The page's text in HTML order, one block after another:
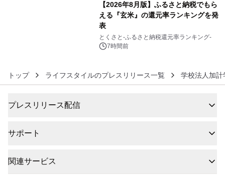
【2026年8月版】ふるさと納税でもら
える『玄米』の還元率ランキングを発
表
とくさと-ふるさと納税還元率ランキング-
7時間前
トップ ライフスタイルのプレスリリース一覧 学校法人加計
プレスリリース配信
サポート
関連サービス